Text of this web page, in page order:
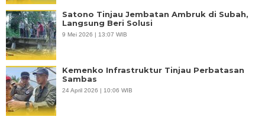
Satono Tinjau Jembatan Ambruk di Subah,
Langsung Beri Solusi
9 Mei 2026 | 13:07 WIB
Kemenko Infrastruktur Tinjau Perbatasan
Sambas
24 April 2026 | 10:06 WIB